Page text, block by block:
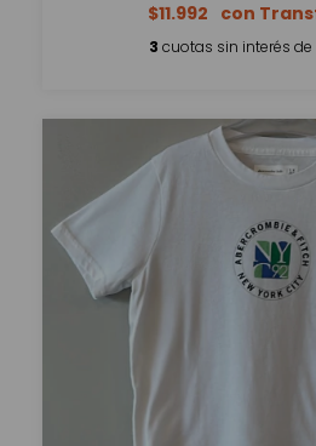
$11.992
3 cuotas sin interés de